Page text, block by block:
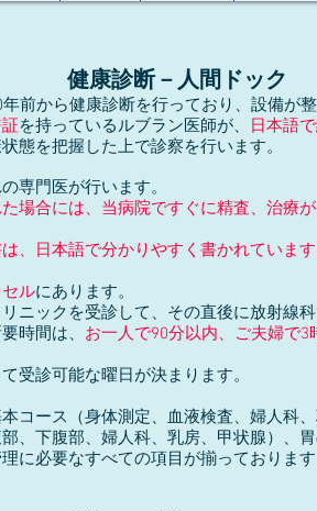
健康診断－人間ドック
前から健康診断を行っており、設備が整
を持っているルブラン医師が、 日本語
態を把握した上で診察を行います。
専門医が行います。
場合には、当病院ですぐに精査、治療が
、日本語で分かりやすく書かれています
ルにあります。
ニックを受診して、その直後に放射線
時間は、 お一人で90分以内、ご夫婦で3
受診可能な曜日が決まります。
コース（身体測定、血液検査、婦人科、
、下腹部、婦人科、乳房、甲状腺）、胃
に必要なすべての項目が揃っております